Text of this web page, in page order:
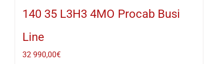
140 35 L3H3 4MO Procab Busi
Line
32 990,00€